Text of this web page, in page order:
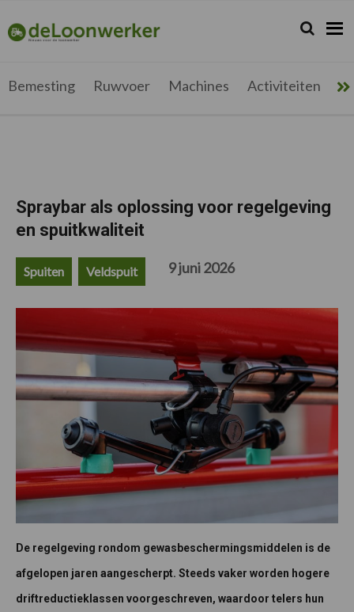
de
hoofdnavigatie
de
hoofd
de
eerste
de
voettekst
deloonwerker.be Zoeken...
Zoek
Bemesting Ruwvoer Machines Activiteiten
Spraybar als oplossing voor regelgeving
en spuitkwaliteit
Spuiten Veldspuit 9 juni 2026
De regelgeving rondom gewasbeschermingsmiddelen is de
afgelopen jaren aangescherpt. Steeds vaker worden hogere
driftreductieklassen voorgeschreven, waardoor telers hun